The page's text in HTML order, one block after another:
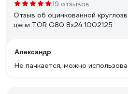
19 отзывов
Отзыв об оцинкованной
цепи TOR G80 8х24 1002125
Александр
Не пачкается, можно